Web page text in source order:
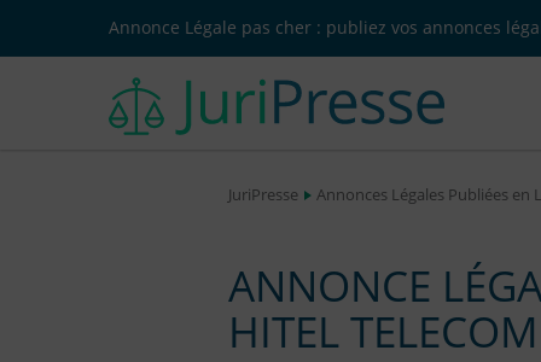
Annonce Légale pas cher : publiez vos annonces
JuriPresse Annonces Légales Publiées en
ANNONCE
HITEL TELECOM